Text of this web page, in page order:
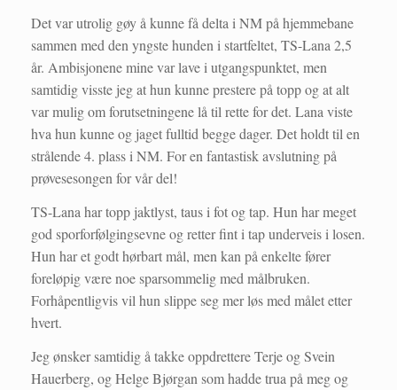
Det var utrolig gøy å kunne få delta i NM på hjemmebane
sammen med den yngste hunden i startfeltet, TS-Lana 2,5
år. Ambisjonene mine var lave i utgangspunktet, men
samtidig visste jeg at hun kunne prestere på topp og at alt
var mulig om forutsetningene lå til rette for det. Lana viste
hva hun kunne og jaget fulltid begge dager. Det holdt til en
strålende 4. plass i NM. For en fantastisk avslutning på
prøvesesongen for vår del!
TS-Lana har topp jaktlyst, taus i fot og tap. Hun har meget
god sporforfølgingsevne og retter fint i tap underveis i losen.
Hun har et godt hørbart mål, men kan på enkelte fører
foreløpig være noe sparsommelig med målbruken.
Forhåpentligvis vil hun slippe seg mer løs med målet etter
hvert.
Jeg ønsker samtidig å takke oppdrettere Terje og Svein
Hauerberg, og Helge Bjørgan som hadde trua på meg og